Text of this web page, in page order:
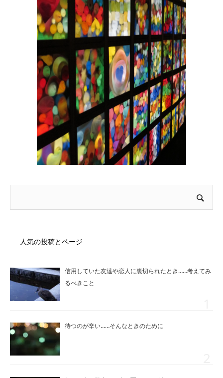
人気の投稿とページ
信用していた友達や恋人に裏切られたとき……考えてみ
るべきこと
待つのが辛い……そんなときのために